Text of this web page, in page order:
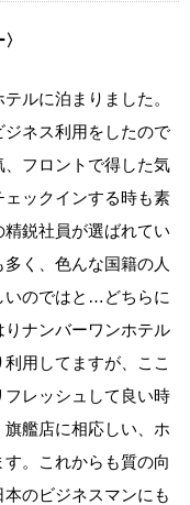
ルに泊まりました。
ネス利用をしたので
フロントで得した気
ックインする時も素
鋭社員が選ばれてい
く、色んな国籍の人
いのではと…どちらに
ナンバーワンホテル
用してますが、ここ
レッシュして良い時
艦店に相応しい、ホ
。これからも質の向
本のビジネスマンにも